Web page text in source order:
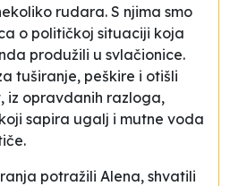
rudara. S njima smo
o političkoj situaciji koja
produžili u svlačionice.
tuširanje, peškire i otišli
iz opravdanih razloga,
sapira ugalj i mutne voda
potražili Alena, shvatili